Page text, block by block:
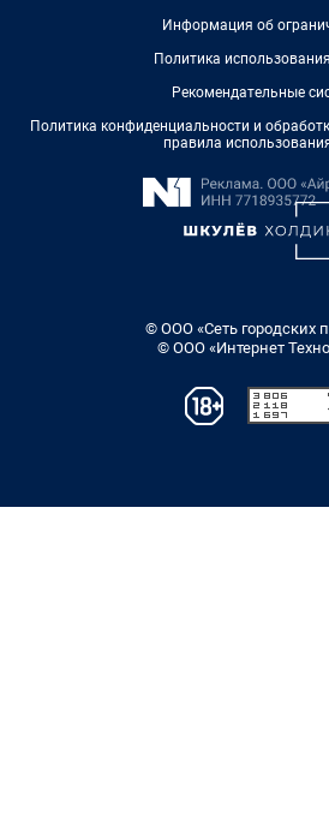
Информация об
Политика
Рекомендательные
Политика конфиденциальности и
правила
© ООО «Сеть городских
© ООО «Интернет